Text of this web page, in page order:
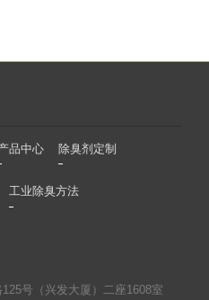
品中心 除臭剂定制
工业除臭方法
号（兴发大厦）二座1608室